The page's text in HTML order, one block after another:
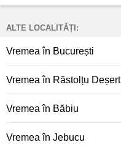
ALTE LOCALITĂȚI:
Vremea în București
Vremea în Răstolțu Deșert
Vremea în Băbiu
Vremea în Jebucu